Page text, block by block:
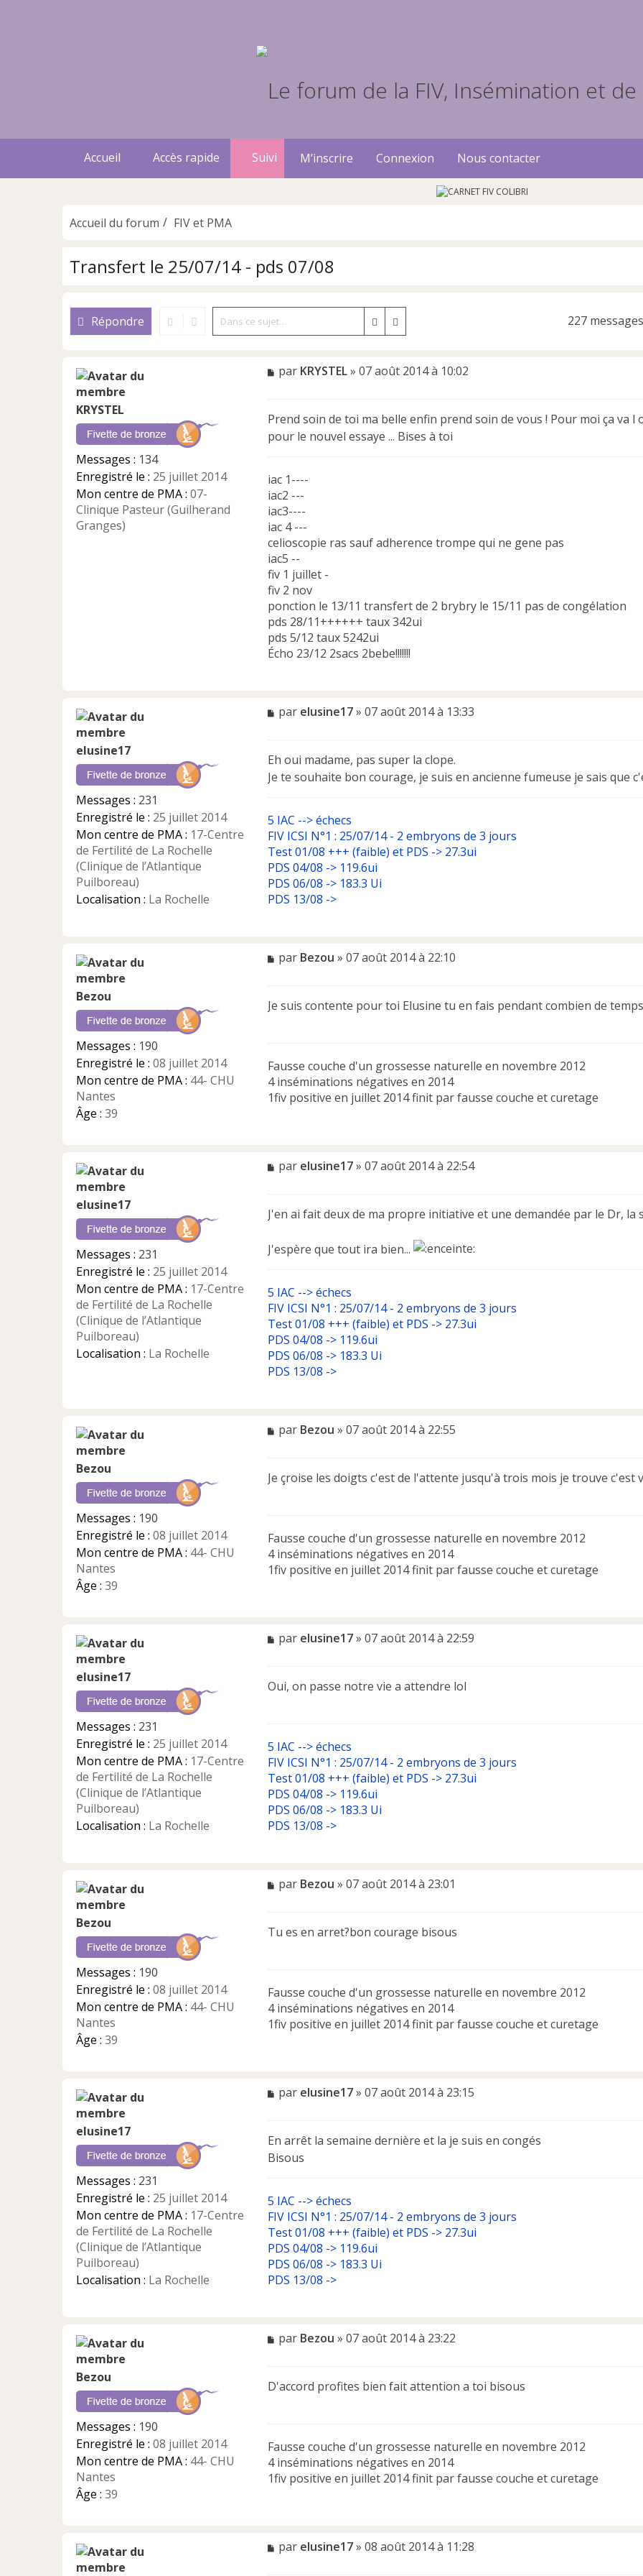
Accueil Accès rapide Suivi M’inscrire Connexion Nous contacter
Accueil du forum FIV et PMA
Transfert le 25/07/14 - pds 07/08
Répondre Rechercher 227 messages
KRYSTEL
Messages : 134
Enregistré le : 25 juillet 2014
Mon centre de PMA : 07-
Clinique Pasteur (Guilherand
Granges)
M
a
g
o
n
l
u
par KRYSTEL» 07 août 2014 à 10:02
Prend soin de toi ma belle enfin prend soin de vous ! Pour moi ça va
pour le nouvel essaye ... Bises à toi
iac 1----
iac2 ---
iac3----
iac 4 ---
celioscopie ras sauf adherence trompe qui ne gene pas
iac5 --
fiv 1 juillet -
fiv 2 nov
ponction le 13/11 transfert de 2 brybry le 15/11 pas de congélation
pds 28/11++++++ taux 342ui
pds 5/12 taux 5242ui
Écho 23/12 2sacs 2bebe!!!!!!!
elusine17
Messages : 231
Enregistré le : 25 juillet 2014
Mon centre de PMA : 17-Centre
de Fertilité de La Rochelle
(Clinique de l’Atlantique
Puilboreau)
Localisation : La Rochelle
M
s
a
g
o
n
l
u
par elusine17» 07 août 2014 à 13:33
Eh oui madame, pas super la clope.
Je te souhaite bon courage, je suis en ancienne fumeuse je sais que
5 IAC --> échecs
FIV ICSI N°1 : 25/07/14 - 2 embryons de 3 jours
Test 01/08 +++ (faible) et PDS -> 27.3ui
PDS 04/08 -> 119.6ui
PDS 06/08 -> 183.3 Ui
PDS 13/08 ->
Bezou
Messages : 190
Enregistré le : 08 juillet 2014
Mon centre de PMA : 44- CHU
Nantes
Âge : 39
M
a
o
n
l
u
par Bezou » 07 août 2014 à 22:10
Je suis contente pour toi Elusine tu en fais pendant combien de
Fausse couche d'un grossesse naturelle en novembre 2012
4 inséminations négatives en 2014
1fiv positive en juillet 2014 finit par fausse couche et curetage
elusine17
Messages : 231
Enregistré le : 25 juillet 2014
Mon centre de PMA : 17-Centre
de Fertilité de La Rochelle
(Clinique de l’Atlantique
Puilboreau)
Localisation : La Rochelle
M
a
e
n
l
u
par elusine17» 07 août 2014 à 22:54
J'en ai fait deux de ma propre initiative et une demandée par le Dr,
J'espère que tout ira bien...
5 IAC --> échecs
FIV ICSI N°1 : 25/07/14 - 2 embryons de 3 jours
Test 01/08 +++ (faible) et PDS -> 27.3ui
PDS 04/08 -> 119.6ui
PDS 06/08 -> 183.3 Ui
PDS 13/08 ->
Bezou
Messages : 190
Enregistré le : 08 juillet 2014
Mon centre de PMA : 44- CHU
Nantes
Âge : 39
M
a
o
n
l
u
par Bezou » 07 août 2014 à 22:55
Je çroise les doigts c'est de l'attente jusqu'à trois mois je trouve
Fausse couche d'un grossesse naturelle en novembre 2012
4 inséminations négatives en 2014
1fiv positive en juillet 2014 finit par fausse couche et curetage
elusine17
Messages : 231
Enregistré le : 25 juillet 2014
Mon centre de PMA : 17-Centre
de Fertilité de La Rochelle
(Clinique de l’Atlantique
Puilboreau)
Localisation : La Rochelle
M
a
o
n
l
u
par elusine17» 07 août 2014 à 22:59
Oui, on passe notre vie a attendre lol
5 IAC --> échecs
FIV ICSI N°1 : 25/07/14 - 2 embryons de 3 jours
Test 01/08 +++ (faible) et PDS -> 27.3ui
PDS 04/08 -> 119.6ui
PDS 06/08 -> 183.3 Ui
PDS 13/08 ->
Bezou
Messages : 190
Enregistré le : 08 juillet 2014
Mon centre de PMA : 44- CHU
Nantes
Âge : 39
M
a
o
n
l
u
par Bezou » 07 août 2014 à 23:01
Tu es en arret?bon courage bisous
Fausse couche d'un grossesse naturelle en novembre 2012
4 inséminations négatives en 2014
1fiv positive en juillet 2014 finit par fausse couche et curetage
elusine17
Messages : 231
Enregistré le : 25 juillet 2014
Mon centre de PMA : 17-Centre
de Fertilité de La Rochelle
(Clinique de l’Atlantique
Puilboreau)
Localisation : La Rochelle
M
a
g
o
n
l
u
par elusine17» 07 août 2014 à 23:15
En arrêt la semaine dernière et la je suis en congés
Bisous
5 IAC --> échecs
FIV ICSI N°1 : 25/07/14 - 2 embryons de 3 jours
Test 01/08 +++ (faible) et PDS -> 27.3ui
PDS 04/08 -> 119.6ui
PDS 06/08 -> 183.3 Ui
PDS 13/08 ->
Bezou
Messages : 190
Enregistré le : 08 juillet 2014
Mon centre de PMA : 44- CHU
Nantes
Âge : 39
M
s
a
o
n
l
u
par Bezou » 07 août 2014 à 23:22
D'accord profites bien fait attention a toi bisous
Fausse couche d'un grossesse naturelle en novembre 2012
4 inséminations négatives en 2014
1fiv positive en juillet 2014 finit par fausse couche et curetage
M
par elusine17» 08 août 2014 à 11:28